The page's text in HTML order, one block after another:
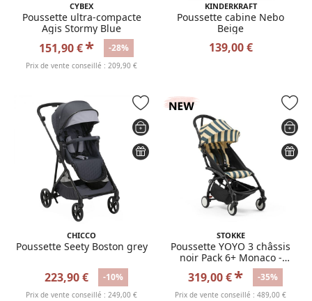
CYBEX
Poussette ultra-compacte
Agis Stormy Blue
151,90 €* -28%
Prix de vente conseillé : 209,90 €
KINDERKRAFT
Poussette cabine Nebo
Beige
139,00 €
CHICCO
Poussette Seety Boston grey
223,90 € -10%
Prix de vente conseillé : 249,00 €
STOKKE
Poussette YOYO 3 châssis
noir Pack 6+ Monaco -
Edition limitée Riviera
319,00 €* -35%
Prix de vente conseillé : 489,00 €